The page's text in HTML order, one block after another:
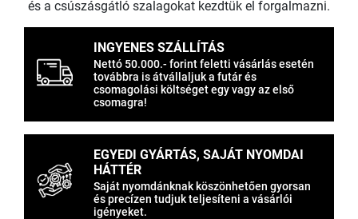
és a csúszásgátló szalagokat kezdtük el forgalmazni.
INGYENES SZÁLLÍTÁS
Nettó 50.000.- forint feletti vásárlás esetén
továbbra is átvállaljuk a futár és
csomagolási költséget egy vagy az első
csomagra!
EGYEDI GYÁRTÁS, SAJÁT NYOMDAI
HÁTTÉR
Saját nyomdánknak köszönhetően gyorsan
és precízen tudjuk teljesíteni a vásárlói
igényeket.